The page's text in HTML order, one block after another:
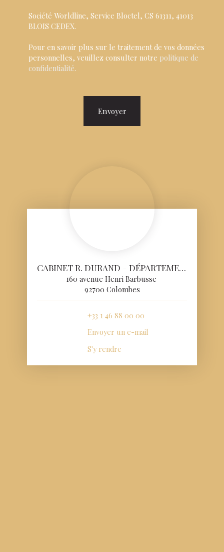
Société Worldline, Service Bloctel, CS 61311, 41013
BLOIS CEDEX.
Pour en savoir plus sur le traitement de vos données
personnelles, veuillez consulter notre politique de
confidentialité.
Envoyer
CABINET R. DURAND - DÉPARTEMENT LOCATION
160 avenue Henri Barbusse
92700 Colombes
+33 1 46 88 00 00
Envoyer un e-mail
S'y rendre